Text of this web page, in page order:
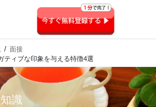
面接
ティブな印象を与える特徴4選
識